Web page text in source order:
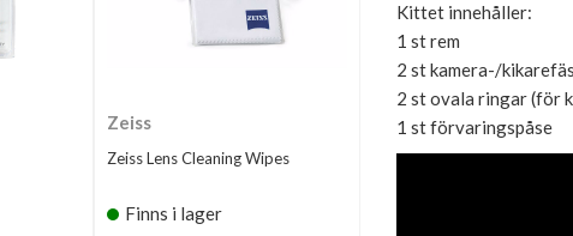
Kittet innehåller:
1 st rem
2 st kamera-/
2 st ovala ringar (för
1 st förvaringspåse
Zeiss
Zeiss Lens Cleaning Wipes
Finns i lager